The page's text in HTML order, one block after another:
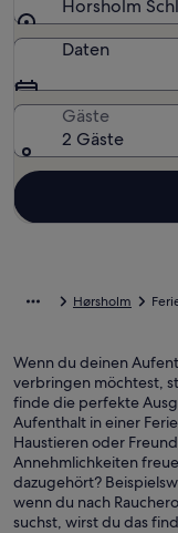
Horsholm
Daten
Gäste
2 Gäste
Hørsholm
Wenn du deinen
verbringen möchtest,
finde die perfekte
Aufenthalt in einer
Haustieren oder
Annehmlichkeiten
dazugehört?
wenn du nach
suchst, wirst du das